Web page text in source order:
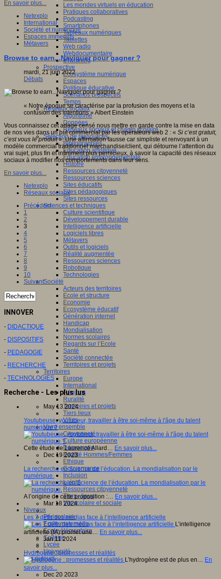
Les mondes virtuels en éducation
Pratiques collaboratives
Podcasting
Smartphones
Tableaux numériques
Tablettes
Web radio
Webdocumentaire
eTwinning
Prospective
Ecosystème numérique
Espaces
Politique éducative
Scénarios prospectifs
Temps
Réseaux sociaux
Algorithme
Données
Réseaux sociaux et champ scolaire
Sélection de ressources
Bibliographies
Education artistique
Education environnementale
Histoire
Ressources citoyenneté
Ressources sciences
Sites éducatifs
Sites pédagogiques
Sites ressources
Sciences et techniques
Culture scientifique
Développement durable
Intelligence artificielle
Logiciels libres
Métavers
Outils et logiciels
Réalité augmentée
Ressources sciences
Robotique
Technologies
Société
Acteurs des territoires
Ecole et structure
Economie
Ecosystème éducatif
Génération internet
Handicap
Mondialisation
Normes scolaires
Regards sur l’Ecole
Santé
Société connectée
Territoires et projets
Territoires
Europe
International
Régions
Ruralité
Territoires et projets
Tiers lieux
Villes
Vivre ensemble
Citoyenneté
Culture européenne
Démocratie
Egalité Hommes/Femmes
Ethique
Gouvernance
Inclusion
Laïcité
Ressources citoyenneté
Tiers - lieux
Vie scolaire et sociale
Niveaux
Périscolaire
Ecole maternelle
Ecole élémentaire
Collège
Lycée
Université
Les auteurs
En savoir plus...
Netexplo
International
Société et numérique
Espaces immersifs
Métavers
Browse to earn...Naviguer pour gagner ?
mardi, 21 juin 2022
Débats
« Notre époque se caractérise par la profusion des moyens et la
confusion des intentions » Albert Einstein
Vous connaissez cet adage censé nous mettre en garde contre la mise en data
de nos vies dans un but commercial par les opérateurs web 2 : « Si c’est gratuit,
c’est vous le produit». Une affirmation fausse car simpliste et renvoyant à un
modèle commercial traditionnel marchandise/client, qui détourne l’attention du
vrai sujet, plus fin et infiniment plus pernicieux, à savoir la capacité des réseaux
sociaux à modifier nos comportements dans leur sens.
En savoir plus...
Netexplo
Réseaux sociaux
Précédent
1
2
3
4
5
6
7
8
9
10
Suivant
INNOVER
- DIDACTIQUE
- DISPOSITIFS
- PEDAGOGIE
- RECHERCHE
- TECHNOLOGIES
Recherche - Les plus lus
May 13 2024
Youtubeuse, youtubeur, travailler à être soi-même à l'âge du talent
numérique ?
Cette étude de Laurence Allard… En savoir plus...
Dec 19 2023
La recherche en Science de l’éducation. La mondialisation par le
numérique.
A l’origine de cette proposition :… En savoir plus...
Mar 18 2024
Les 7 défis des médias face à l’intelligence artificielle
L’intelligence
artificielle (IA) promet une… En savoir plus...
Jan 11 2024
Hydrogène : promesses et réalités
L’hydrogène est de plus en… En
savoir plus...
Dec 20 2023